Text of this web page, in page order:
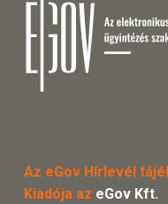
Az eGov Hírlevél
Kiadója az eGov Kft.